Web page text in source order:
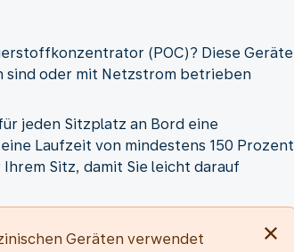
(POC)? Diese Geräte
oder mit Netzstrom betrieben
jeden Sitzplatz an Bord eine
Laufzeit von mindestens 150 Prozent
Sitz, damit Sie leicht darauf
Geräten verwendet